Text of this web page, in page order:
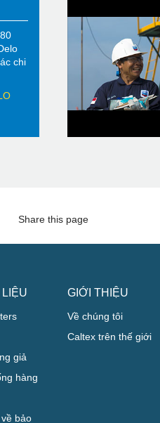
chi
Share this page
giả
hàng
bảo
GIỚI THIỆU
Về chúng tôi
Caltex trên thế giới